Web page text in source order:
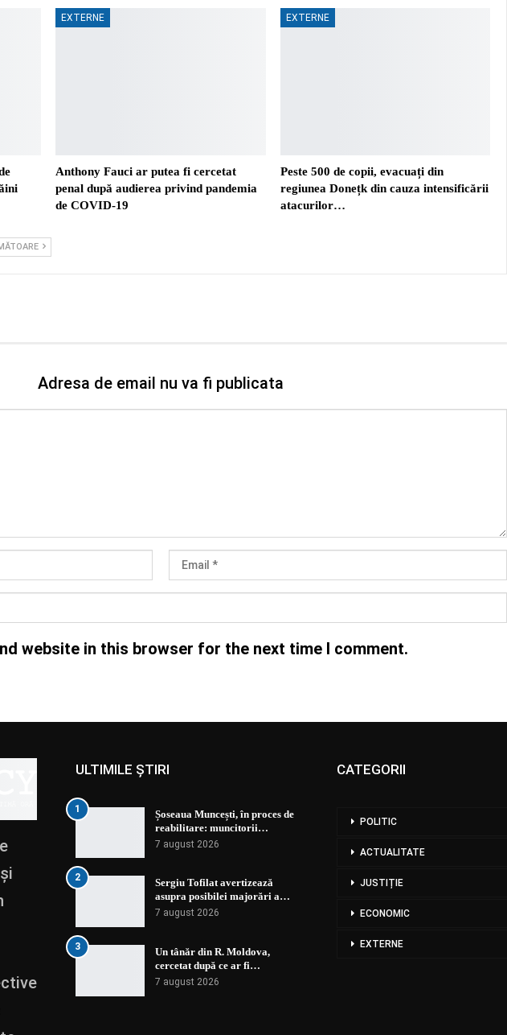
EXTERNE
Anthony Fauci ar putea fi cercetat
penal după audierea privind pandemia
de COVID-19
EXTERNE
Peste 500 de copii, evacuați din
regiunea Donețk din cauza intensificării
atacurilor…
Adresa de email nu va fi publicata
website in this browser for the next time I comment.
ULTIMILE ȘTIRI
1
Șoseaua Muncești, în proces de
reabilitare: muncitorii…
7 august 2026
2
Sergiu Tofilat avertizează
asupra posibilei majorări a…
7 august 2026
3
Un tânăr din R. Moldova,
cercetat după ce ar fi…
7 august 2026
CATEGORII
POLITIC
ACTUALITATE
JUSTIȚIE
ECONOMIC
EXTERNE